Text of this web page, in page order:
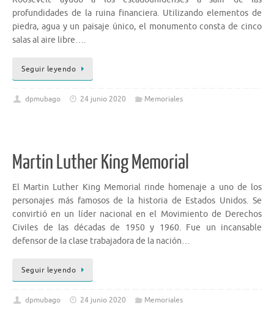
profundidades de la ruina financiera. Utilizando elementos de
piedra, agua y un paisaje único, el monumento consta de cinco
salas al aire libre….
Seguir leyendo
dpmubago 24 junio 2020 Memoriales
Martin Luther King Memorial
El Martin Luther King Memorial rinde homenaje a uno de los
personajes más famosos de la historia de Estados Unidos. Se
convirtió en un líder nacional en el Movimiento de Derechos
Civiles de las décadas de 1950 y 1960. Fue un incansable
defensor de la clase trabajadora de la nación…
Seguir leyendo
dpmubago 24 junio 2020 Memoriales